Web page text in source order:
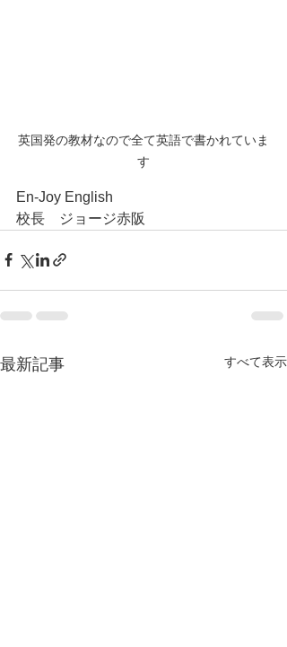
英国発の教材なので全て英語で書かれていま
す
En-Joy English
校長　ジョージ赤阪
最新記事 すべて表示